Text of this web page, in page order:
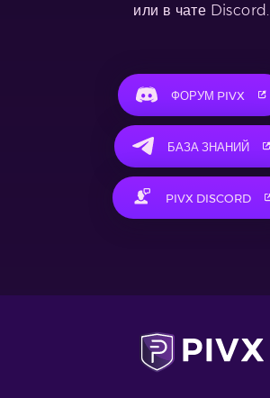
или в чате Discord.
ФОРУМ PIVX
БАЗА ЗНАНИЙ
PIVX DISCORD